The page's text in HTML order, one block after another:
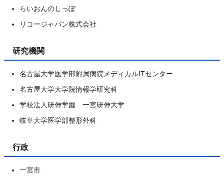
らいおんのしっぽ
リコージャパン株式会社
研究機関
名古屋大学医学部附属病院メディカルITセンター
名古屋大学大学院情報学研究科
学校法人研伸学園 一宮研伸大学
岐阜大学医学部整形外科
行政
一宮市